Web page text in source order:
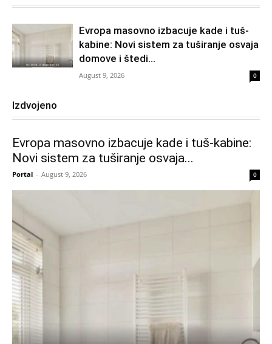
Evropa masovno izbacuje kade i tuš-
kabine: Novi sistem za tuširanje osvaja
domove i štedi...
August 9, 2026 0
Izdvojeno
Evropa masovno izbacuje kade i tuš-kabine:
Novi sistem za tuširanje osvaja...
Portal - August 9, 2026 0